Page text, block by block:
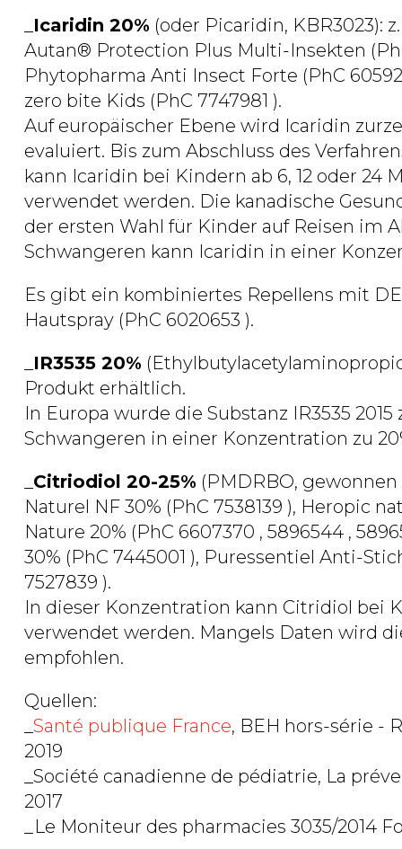
Icaridin 20% (oder Picaridin, KBR3023):
Autan® Protection Plus Multi-Insekten
Phytopharma Anti Insect Forte (PhC
zero bite Kids (PhC 7747981 ).
Auf europäischer Ebene wird Icaridin
evaluiert. Bis zum Abschluss des
kann Icaridin bei Kindern ab 6, 12 oder 24
verwendet werden. Die kanadische
der ersten Wahl für Kinder auf Reisen im
Schwangeren kann Icaridin in einer
Es gibt ein kombiniertes Repellens mit
Hautspray (PhC 6020653 ).
IR3535 20%
Produkt erhältlich.
In Europa wurde die Substanz IR3535
Schwangeren in einer Konzentration zu
Citriodiol 20-25% (PMDRBO,
Naturel NF 30% (PhC 7538139 ), Heropic
Nature 20% (PhC 6607370 , 5896544 ,
30% (PhC 7445001 ), Puressentiel Anti-
7527839 ).
In dieser Konzentration kann Citridiol bei
verwendet werden. Mangels Daten wird
empfohlen.
Quellen:
Santé publique France, BEH hors-série -
2019
_Société canadienne de pédiatrie, La
2017
_Le Moniteur des pharmacies 3035/2014